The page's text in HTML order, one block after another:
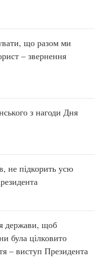
що разом ми
– звернення
з нагоди Дня
не підкорить усю
держави, щоб
була цілковито
– виступ Президента